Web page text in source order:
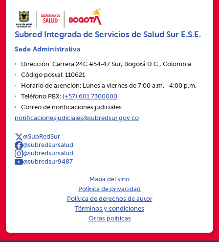
Subred Integrada de Servicios de Salud Sur E.S.E.
Sede Administrativa
Dirección: Carrera 24C #54‑47 Sur, Bogotá D.C., Colombia
Código postal: 110621
Horario de atención: Lunes a viernes de 7:00 a.m. ‑ 4:00 p.m.
Teléfono PBX: (+57) 601 7300000
Correo de notificaciones judiciales:
notificacionesjudiciales@subredsur.gov.co
@SubRedSur
@subredsursalud
@subredsursalud
@subredsur9487
Mapa del sitio
Política de privacidad
Política de derechos de autor
Términos y condiciones
Otras políticas